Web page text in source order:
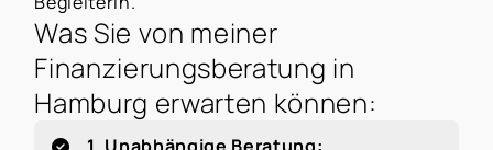
Was Sie von meiner
Finanzierungsberatung in
Hamburg erwarten können: